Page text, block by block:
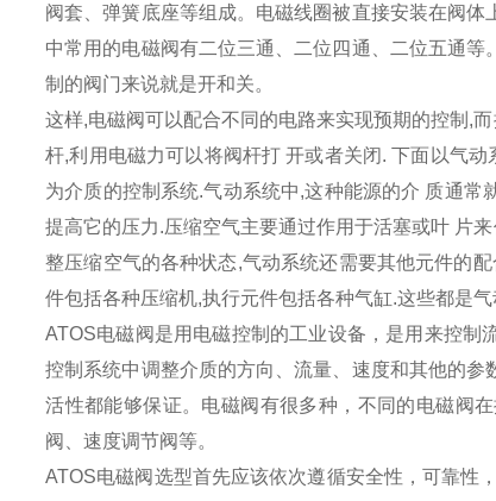
阀套、弹簧底座等组成。电磁线圈被直接安装在阀
中常用的电磁阀有二位三通、二位四通、二位五通
制的阀门来说就是开和关。
这样,电磁阀可以配合不同的电路来实现预期的控制,
杆,利用电磁力可以将阀杆打 开或者关闭. 下面以气
为介质的控制系统.气动系统中,这种能源的介 质通
提高它的压力.压缩空气主要通过作用于活塞或叶 片
整压缩空气的各种状态,气动系统还需要其他元件的
件包括各种压缩机,执行元件包括各种气缸.这些都是
ATOS电磁阀是用电磁控制的工业设备，是用来控制
控制系统中调整介质的方向、流量、速度和其他的
活性都能够保证。电磁阀有很多种，不同的电磁阀
阀、速度调节阀等。
ATOS电磁阀选型首先应该依次遵循安全性，可靠性